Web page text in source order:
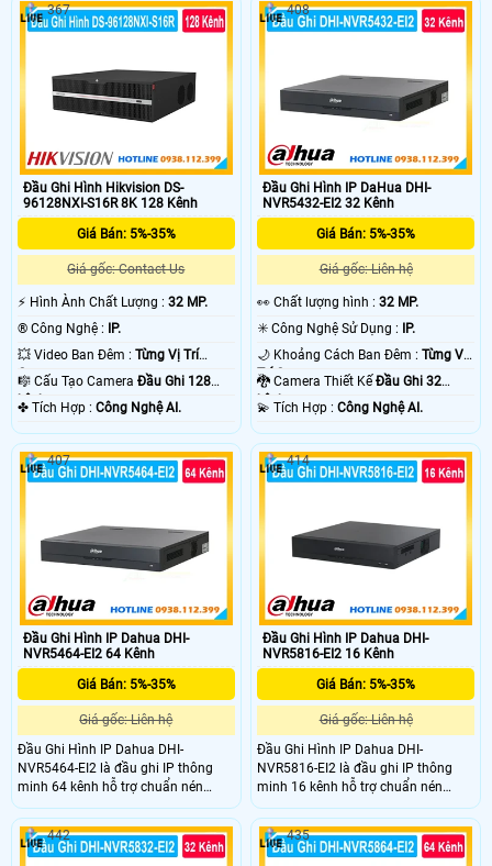
Đầu Ghi Hình Hikvision DS-
96128NXI-S16R 8K 128 Kênh
Giá Bán: 5%-35%
Giá gốc: Contact Us
️⚡ Hình Ành Chất Lượng : 32 MP.
®️ Công Nghệ :
IP.
💥 Video Ban Đêm : Từng Vị Trí
Camera .
🎼️ Cấu Tạo Camera Đầu Ghi 128
kênh.
️✤ Tích Hợp : Công Nghệ AI.
367
Đầu Ghi Hình IP DaHua DHI-
NVR5432-EI2 32 Kênh
Giá Bán: 5%-35%
Giá gốc: Liên hệ
️👀 Chất lượng hình :32 MP.
✳️ Công Nghệ Sử Dụng :
IP.
🌙 Khoảng Cách Ban Đêm :Từng Vị
Trí Camera .
🐉️ Camera Thiết KếĐầu Ghi 32
kênh.
️💫 Tích Hợp :Công Nghệ AI.
408
Đầu Ghi Hình IP Dahua DHI-
NVR5464-EI2 64 Kênh
Giá Bán: 5%-35%
Giá gốc: Liên hệ
Đầu Ghi Hình IP Dahua DHI-
NVR5464-EI2 là đầu ghi IP thông
minh 64 kênh hỗ trợ chuẩn nén
Smart H.265+/H.265 ghi hình độ
phân giải lên đến 32MP và xuất
hình 8K HDMI. Hỗ trợ 4 ổ cứng dung
lượng tối đa mỗi ổ 20TB tích hợp
407
Đầu Ghi Hình IP Dahua DHI-
NVR5816-EI2 16 Kênh
Giá Bán: 5%-35%
Giá gốc: Liên hệ
Đầu Ghi Hình IP Dahua DHI-
NVR5816-EI2 là đầu ghi IP thông
minh 16 kênh hỗ trợ chuẩn nén
Smart H.265+/H.265 ghi hình độ
phân giải lên đến 32MP và xuất
hình 8K HDMI. Hỗ trợ 8 ổ cứng dung
lượng tối đa mỗi ổ 20TB Hỗ trợ kết
414
442 435